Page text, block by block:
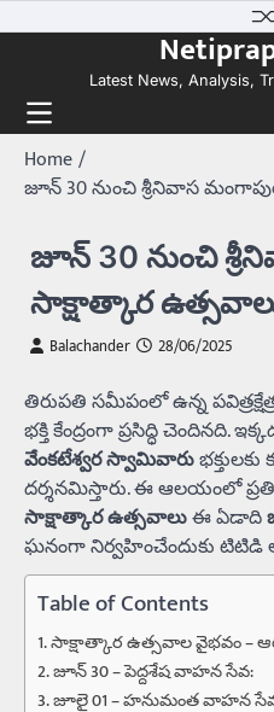
to
Latest News, Analysis,
Home
జూన్‌ 30 నుంచి శ్రీనివాస
జూన్‌ 30 నుంచి
సాక్షాత్కార
Balachander 28/06/2025
తిరుపతి సమీపంలో ఉన్న
భక్తి కేంద్రంగా ప్రసిద్ధి చెందినది.
వేంకటేశ్వర స్వామివారు
దర్శనమిస్తారు. ఈ ఆలయంలో ప్రతి
సాక్షాత్కార ఉత్సవాలుఈ ఏడాది
ఘనంగా నిర్వహించేందుకు టిటిడి
Table of Contents
సాక్షాత్కార ఉత్సవాల వైభవం –
జూన్ 30 – పెద్దశేష వాహన సేవ:
జూలై 01 – హనుమంత వాహన